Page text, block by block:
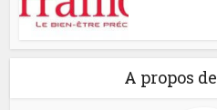
A propos